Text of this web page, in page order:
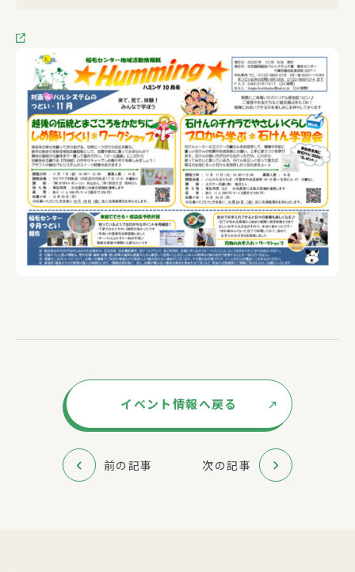
イベント情報へ戻る
前の記事 次の記事